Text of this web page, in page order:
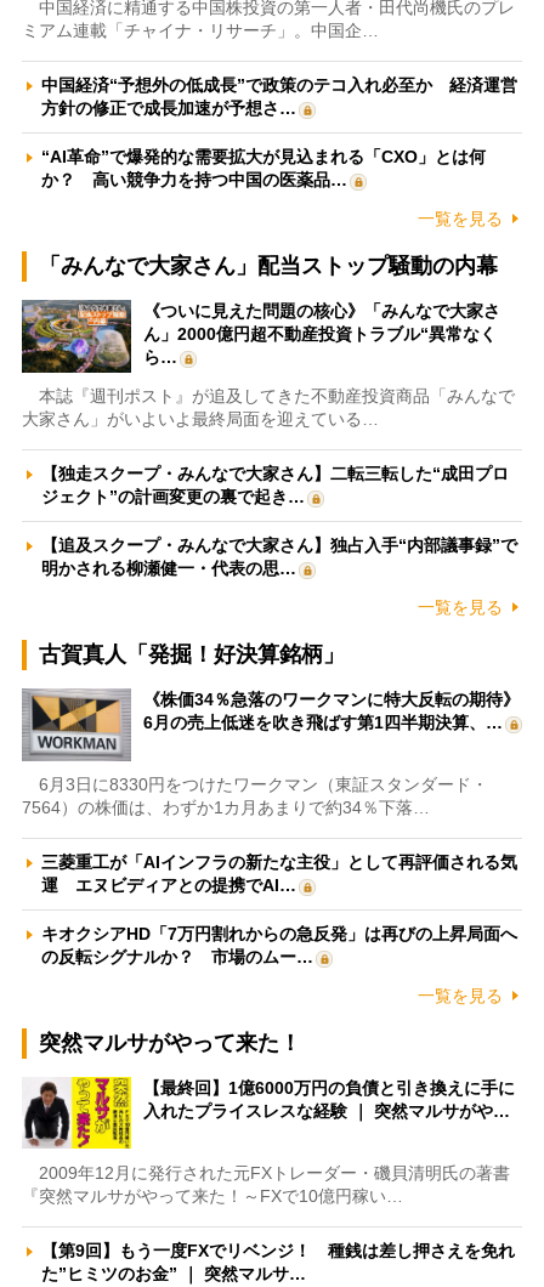
中国経済に精通する中国株投資の第一人者・田代尚機氏のプレ
ミアム連載「チャイナ・リサーチ」。中国企…
中国経済“予想外の低成長”で政策のテコ入れ必至か 経済運営
方針の修正で成長加速が予想さ…
“AI革命”で爆発的な需要拡大が見込まれる「CXO」とは何
か？ 高い競争力を持つ中国の医薬品…
一覧を見る
「みんなで大家さん」配当ストップ騒動の内幕
《ついに見えた問題の核心》「みんなで大家さ
ん」2000億円超不動産投資トラブル“異常なく
ら…
本誌『週刊ポスト』が追及してきた不動産投資商品「みんなで
大家さん」がいよいよ最終局面を迎えている…
【独走スクープ・みんなで大家さん】二転三転した“成田プロ
ジェクト”の計画変更の裏で起き…
【追及スクープ・みんなで大家さん】独占入手“内部議事録”で
明かされる柳瀬健一・代表の思…
一覧を見る
古賀真人「発掘！好決算銘柄」
《株価34％急落のワークマンに特大反転の期待》
6月の売上低迷を吹き飛ばす第1四半期決算、…
6月3日に8330円をつけたワークマン（東証スタンダード・
7564）の株価は、わずか1カ月あまりで約34％下落…
三菱重工が「AIインフラの新たな主役」として再評価される気
運 エヌビディアとの提携でAI…
キオクシアHD「7万円割れからの急反発」は再びの上昇局面へ
の反転シグナルか？ 市場のムー…
一覧を見る
突然マルサがやって来た！
【最終回】1億6000万円の負債と引き換えに手に
入れたプライスレスな経験 ｜ 突然マルサがや…
2009年12月に発行された元FXトレーダー・磯貝清明氏の著書
『突然マルサがやって来た！～FXで10億円稼い…
【第9回】もう一度FXでリベンジ！ 種銭は差し押さえを免れ
た”ヒミツのお金” ｜ 突然マルサ…